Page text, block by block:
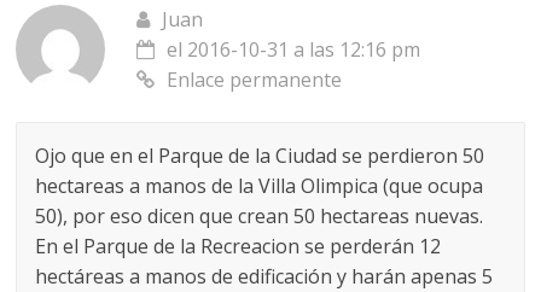
Juan
el 2016-10-31 a las 12:16 pm
Enlace permanente
Ojo que en el Parque de la Ciudad se perdieron 50
hectareas a manos de la Villa Olimpica (que ocupa
50), por eso dicen que crean 50 hectareas nuevas.
En el Parque de la Recreacion se perderán 12
hectáreas a manos de edificación y harán apenas 5